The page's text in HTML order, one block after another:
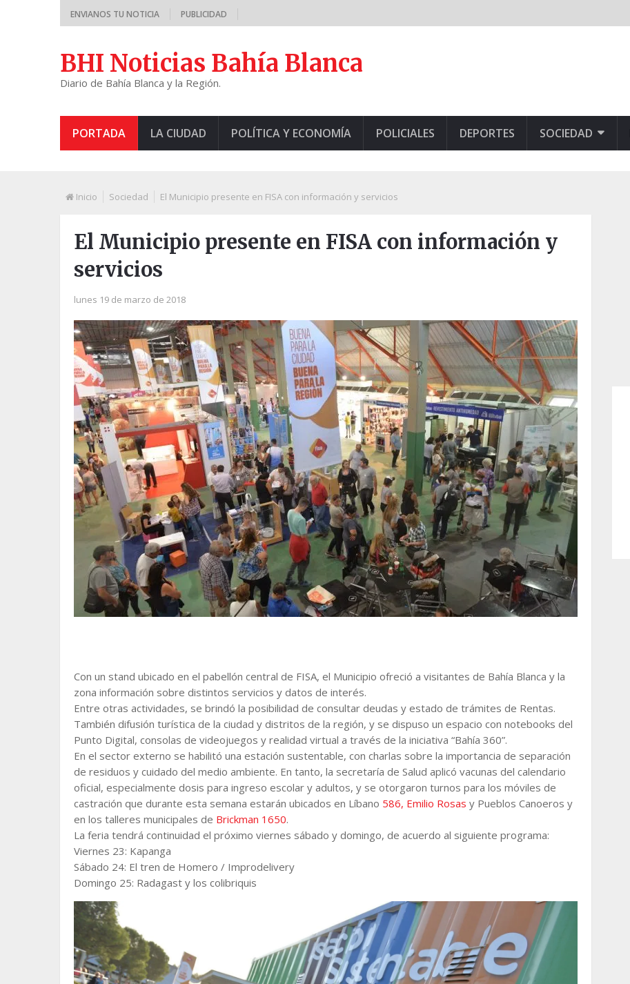
ENVIANOS TU NOTICIA PUBLICIDAD
BHI Noticias Bahía Blanca
Diario de Bahía Blanca y la Región.
PORTADA LA CIUDAD POLÍTICA Y ECONOMÍA POLICIALES DEPORTES SOCIEDAD
Inicio Sociedad El Municipio presente en FISA con información y servicios
El Municipio presente en FISA con información y
servicios
lunes 19 de marzo de 2018
Con un stand ubicado en el pabellón central de FISA, el Municipio ofreció a visitantes de Bahía Blanca y la
zona información sobre distintos servicios y datos de interés.
Entre otras actividades, se brindó la posibilidad de consultar deudas y estado de trámites de Rentas.
También difusión turística de la ciudad y distritos de la región, y se dispuso un espacio con notebooks del
Punto Digital, consolas de videojuegos y realidad virtual a través de la iniciativa “Bahía 360”.
En el sector externo se habilitó una estación sustentable, con charlas sobre la importancia de separación
de residuos y cuidado del medio ambiente. En tanto, la secretaría de Salud aplicó vacunas del calendario
oficial, especialmente dosis para ingreso escolar y adultos, y se otorgaron turnos para los móviles de
castración que durante esta semana estarán ubicados en Líbano 586, Emilio Rosas y Pueblos Canoeros y
en los talleres municipales de Brickman 1650.
La feria tendrá continuidad el próximo viernes sábado y domingo, de acuerdo al siguiente programa:
Viernes 23: Kapanga
Sábado 24: El tren de Homero / Improdelivery
Domingo 25: Radagast y los colibriquis